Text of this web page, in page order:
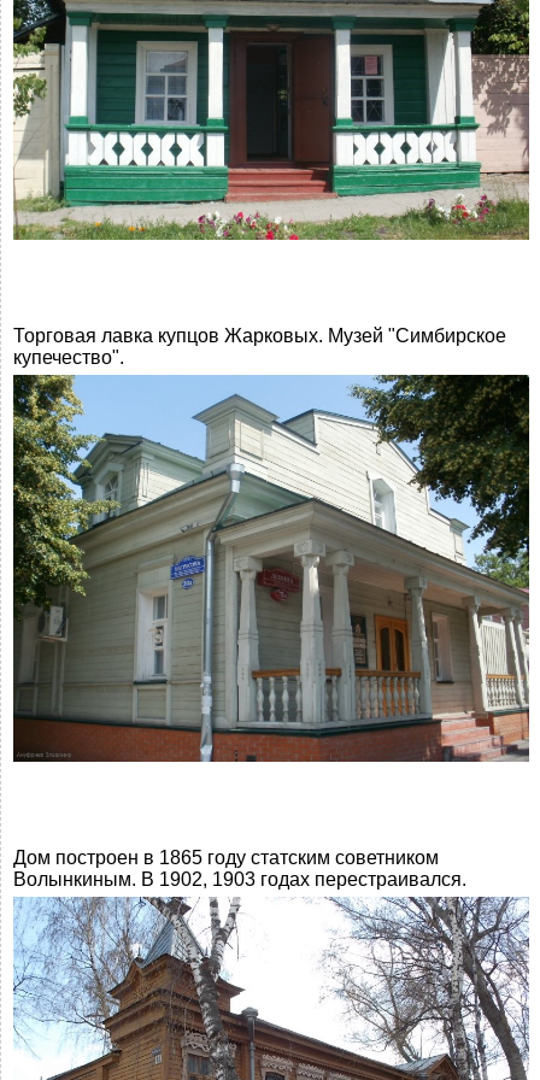
Торговая лавка купцов Жарковых. Музей "Симбирское
купечество".
Дом построен в 1865 году статским советником
Волынкиным. В 1902, 1903 годах перестраивался.